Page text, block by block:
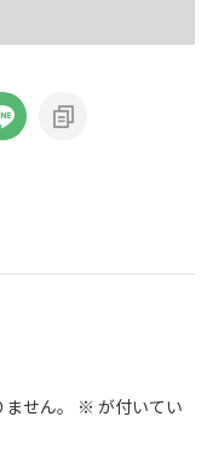
せん。 ※ が付いてい